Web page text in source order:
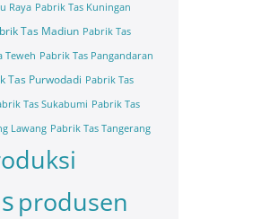
Raya Pabrik Tas Kuningan
Tas Madiun Pabrik Tas
Teweh Pabrik Tas Pangandaran
Tas Purwodadi Pabrik Tas
Tas Sukabumi Pabrik Tas
Lawang Pabrik Tas Tangerang
produsen